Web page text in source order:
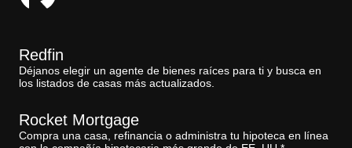
Redfin
Déjanos elegir un agente de bienes raíces para ti y busca en
los listados de casas más actualizados.
Rocket Mortgage
Compra una casa, refinancia o administra tu hipoteca en línea